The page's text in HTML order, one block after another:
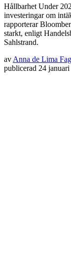
Hållbarhet Under
investeringar om
rapporterar
starkt, enligt
Sahlstrand.
av Anna de Lima
publicerad 24